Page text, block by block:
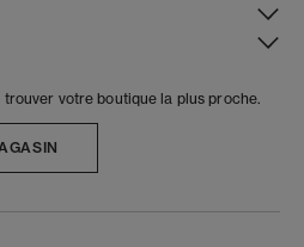
votre boutique la plus proche.